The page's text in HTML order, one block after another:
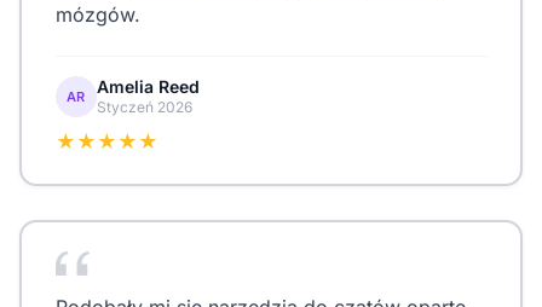
mózgów.
AR Amelia Reed
Styczeń 2026
★★★★★